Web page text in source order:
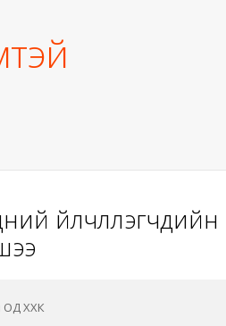
үйлчлүүлэгчдийн
ОД ХХК